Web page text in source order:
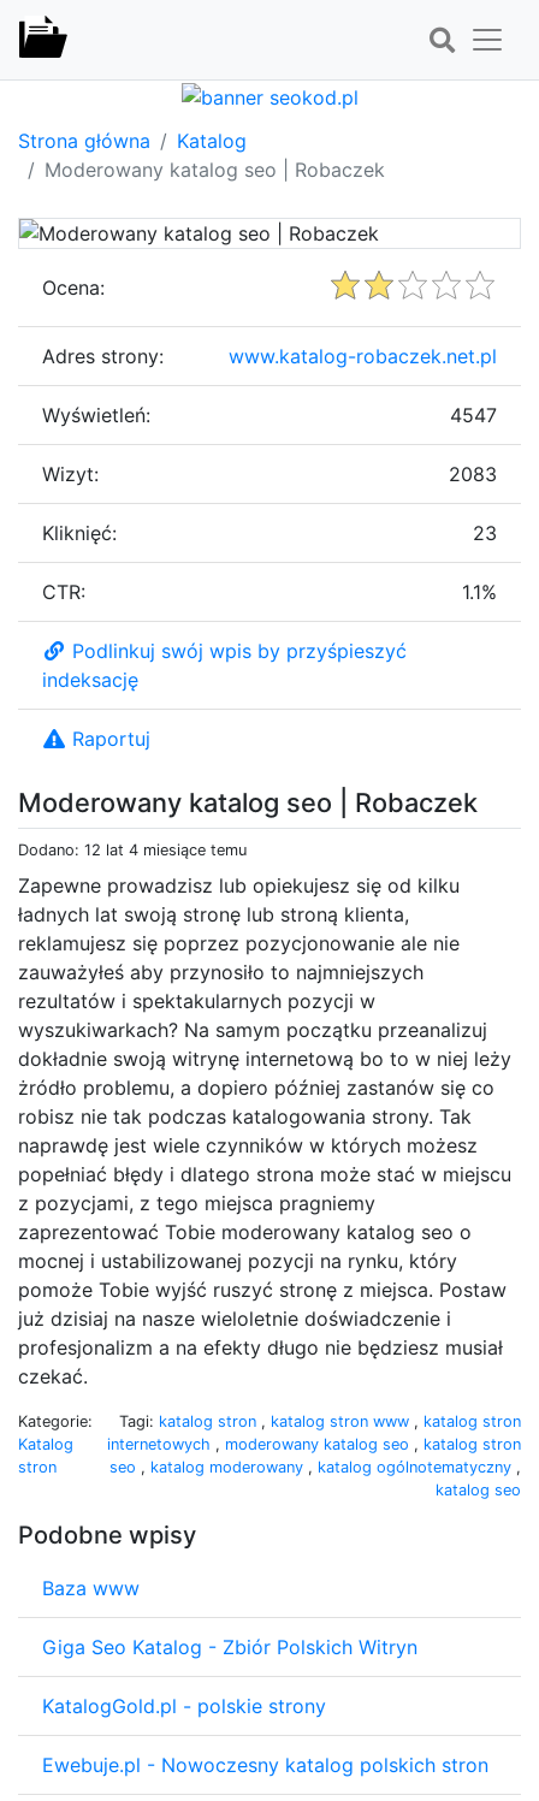
Strona główna
Katalog
Moderowany katalog seo | Robaczek
Moderowany katalog seo | Robaczek
Dodano: 12 lat 4 miesiące temu
Zapewne prowadzisz lub opiekujesz się od kilku
ładnych lat swoją stronę lub stroną klienta,
reklamujesz się poprzez pozycjonowanie ale nie
zauważyłeś aby przynosiło to najmniejszych
rezultatów i spektakularnych pozycji w
wyszukiwarkach? Na samym początku przeanalizuj
dokładnie swoją witrynę internetową bo to w niej leży
żródło problemu, a dopiero później zastanów się co
robisz nie tak podczas katalogowania strony. Tak
naprawdę jest wiele czynników w których możesz
popełniać błędy i dlatego strona może stać w miejscu
z pozycjami, z tego miejsca pragniemy
zaprezentować Tobie moderowany katalog seo o
mocnej i ustabilizowanej pozycji na rynku, który
pomoże Tobie wyjść ruszyć stronę z miejsca. Postaw
już dzisiaj na nasze wieloletnie doświadczenie i
profesjonalizm a na efekty długo nie będziesz musiał
czekać.
Kategorie:
Katalog
stron
Tagi: katalog stron , katalog stron www , katalog stron
internetowych , moderowany katalog seo , katalog stron
seo , katalog moderowany , katalog ogólnotematyczny ,
katalog seo
Podobne wpisy
Baza www
Giga Seo Katalog - Zbiór Polskich Witryn
KatalogGold.pl - polskie strony
Ewebuje.pl - Nowoczesny katalog polskich stron
Ocena:
Adres strony: www.katalog-robaczek.net.pl
Wyświetleń: 4547
Wizyt: 2083
Kliknięć: 23
CTR: 1.1%
Podlinkuj swój wpis by przyśpieszyć
indeksację
Raportuj